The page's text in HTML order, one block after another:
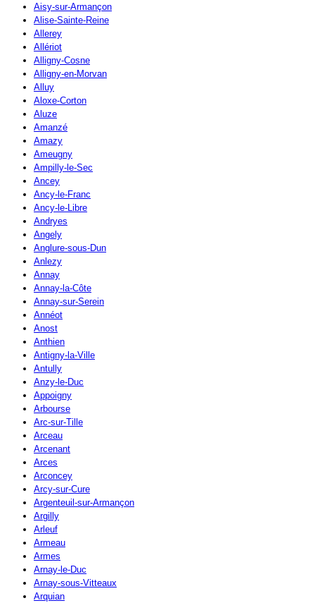
Aisy-sur-Armançon
Alise-Sainte-Reine
Allerey
Allériot
Alligny-Cosne
Alligny-en-Morvan
Alluy
Aloxe-Corton
Aluze
Amanzé
Amazy
Ameugny
Ampilly-le-Sec
Ancey
Ancy-le-Franc
Ancy-le-Libre
Andryes
Angely
Anglure-sous-Dun
Anlezy
Annay
Annay-la-Côte
Annay-sur-Serein
Annéot
Anost
Anthien
Antigny-la-Ville
Antully
Anzy-le-Duc
Appoigny
Arbourse
Arc-sur-Tille
Arceau
Arcenant
Arces
Arconcey
Arcy-sur-Cure
Argenteuil-sur-Armançon
Argilly
Arleuf
Armeau
Armes
Arnay-le-Duc
Arnay-sous-Vitteaux
Arquian